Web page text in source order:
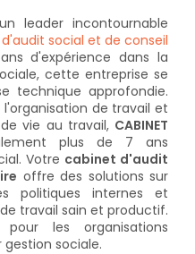
leader incontournable
social et de conseil
d'expérience dans la
cette entreprise se
technique approfondie.
de travail et
vie au travail, CABINET
plus de 7 ans
Votre cabinet d'audit
offre des solutions sur
politiques internes et
travail sain et productif.
les organisations
sociale.